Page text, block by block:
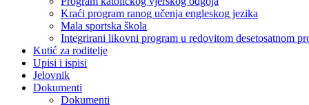
Kraći program ranog učenja engleskog jezika
Mala sportska škola
Integrirani likovni program u redovitom desetosatnom
Kutić za roditelje
Upisi i ispisi
Jelovnik
Dokumenti
Dokumenti